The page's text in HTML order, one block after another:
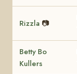
Rizzla 📷
Betty Bo
Kullers